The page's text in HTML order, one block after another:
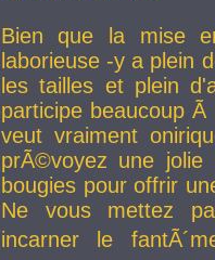
Bien que la mise
laborieuse -y a plein
les tailles et plein
participe beaucoup
veut vraiment
prÃ©voyez une
bougies pour offrir
Ne vous mettez
incarner le